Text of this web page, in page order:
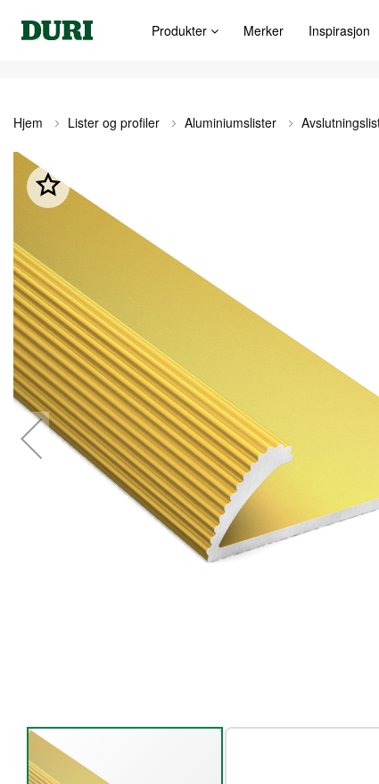
Produkter Merker Inspirasjon
Hjem Lister og profiler Aluminiumslister
Gå
slutten
bildegalleri